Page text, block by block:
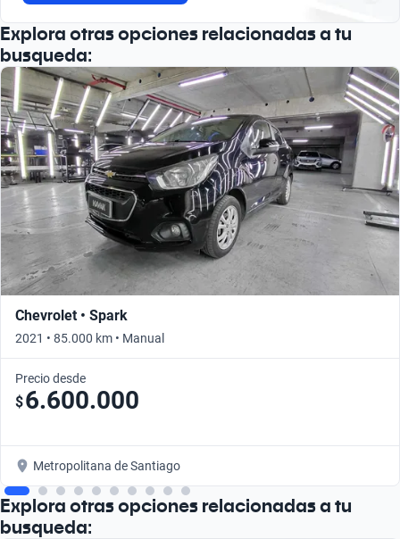
Busca por año
Explora otras opciones relacionadas a tu
busqueda:
Chevrolet • Spark
2021 • 85.000 km • Manual
Precio desde
$6.600.000
Metropolitana de Santiago
Explora otras opciones relacionadas a tu
busqueda: